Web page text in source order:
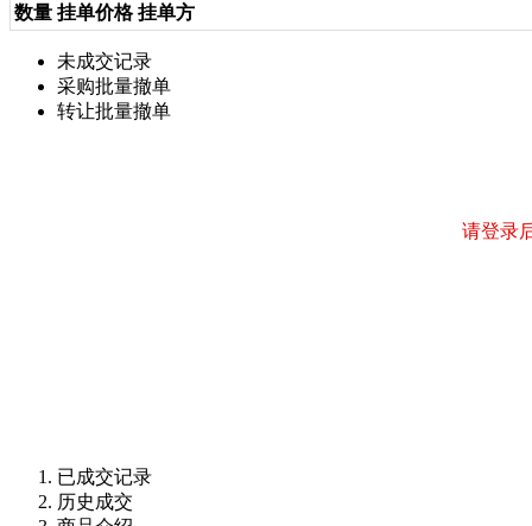
数量 挂单价格 挂单方
未成交记录
采购批量撤单
转让批量撤单
请登录
已成交记录
历史成交